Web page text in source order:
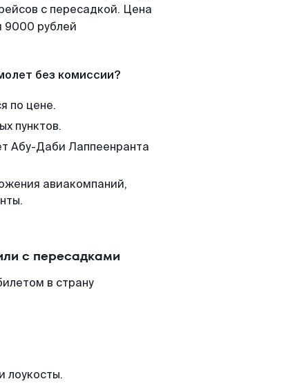
с пересадкой. Цена
9000 рублей
без комиссии?
по цене.
пунктов.
Абу-Даби Лаппеенранта
авиакомпаний,
с пересадками
в страну
лоукосты.